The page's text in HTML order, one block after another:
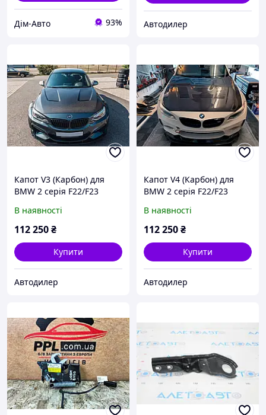
Дім-Авто 93% Автодилер
Капот V3 (Карбон) для
BMW 2 серія F22/F23
В наявності
112 250₴
Купити
Автодилер
Капот V4 (Карбон) для
BMW 2 серія F22/F23
В наявності
112 250₴
Купити
Автодилер